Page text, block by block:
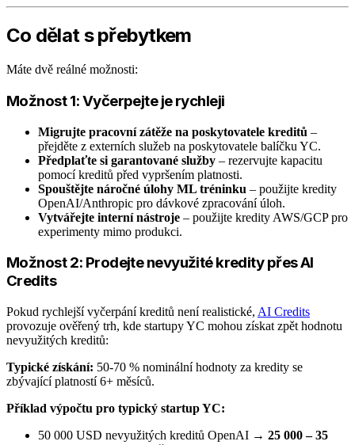
Co dělat s přebytkem
Máte dvě reálné možnosti:
Možnost 1: Vyčerpejte je rychleji
Migrujte pracovní zátěže na poskytovatele kreditů –
přejděte z externích služeb na poskytovatele balíčku YC.
Předplaťte si garantované služby – rezervujte kapacitu
pomocí kreditů před vypršením platnosti.
Spouštějte náročné úlohy ML tréninku – použijte kredity
OpenAI/Anthropic pro dávkové zpracování úloh.
Vytvářejte interní nástroje – použijte kredity AWS/GCP pro
experimenty mimo produkci.
Možnost 2: Prodejte nevyužité kredity přes AI
Credits
Pokud rychlejší vyčerpání kreditů není realistické, AI Credits
provozuje ověřený trh, kde startupy YC mohou získat zpět hodnotu
nevyužitých kreditů:
Typické získání: 50-70 % nominální hodnoty za kredity se
zbývající platností 6+ měsíců.
Příklad výpočtu pro typický startup YC:
50 000 USD nevyužitých kreditů OpenAI → 25 000 – 35